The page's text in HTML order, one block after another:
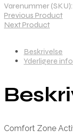
Varenummer (SKU):
Previous Product
Next Product
Beskrivelse
Yderligere
Comfort Zone